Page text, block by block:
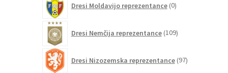
Dresi Moldavijo reprezentance 0izdelkov
Dresi Nemčija reprezentance 109izdelkov
Dresi Nizozemska reprezentance 97izdelkov